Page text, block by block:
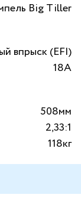
Big Tiller
впрыск (EFI)
18А
508мм
2,33:1
118кг